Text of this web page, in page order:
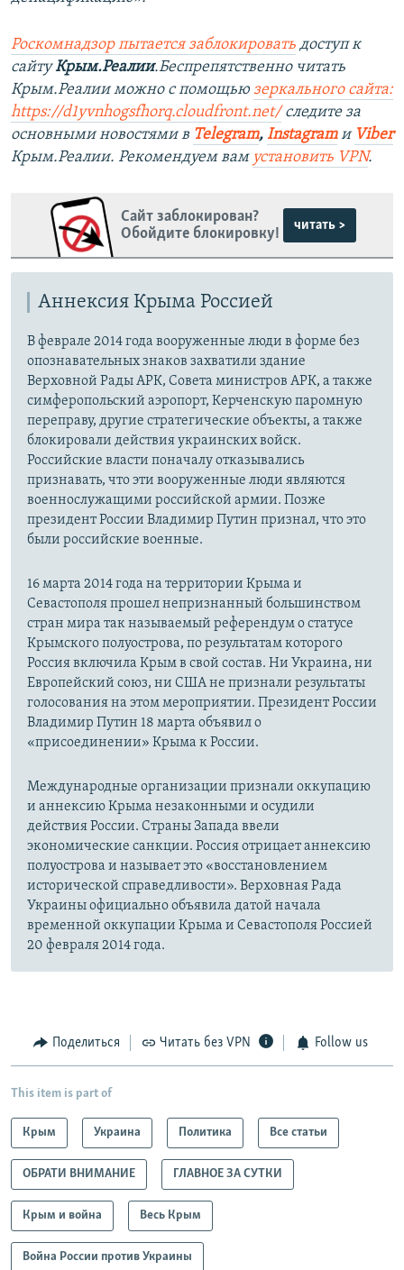
Роскомнадзор пытается заблокировать доступ к
сайтуКрым.Реалии.Беспрепятственно читать
Крым.Реалии можно с помощью зеркального сайта:
https://d1yvnhogsfhorq.cloudfront.net/следите за
основными новостями в Telegram, Instagramи Viber
Крым.Реалии. Рекомендуем вам установить VPN.
Сайт заблокирован?
Обойдите блокировку!
читать >
Аннексия Крыма Россией
В феврале 2014 года вооруженные люди в форме без
опознавательных знаков захватили здание
Верховной Рады АРК, Совета министров АРК, а также
симферопольский аэропорт, Керченскую паромную
переправу, другие стратегические объекты, а также
блокировали действия украинских войск.
Российские власти поначалу отказывались
признавать, что эти вооруженные люди являются
военнослужащими российской армии. Позже
президент России Владимир Путин признал, что это
были российские военные.
16 марта 2014 года на территории Крыма и
Севастополя прошел непризнанный большинством
стран мира так называемый референдум о статусе
Крымского полуострова, по результатам которого
Россия включила Крым в свой состав. Ни Украина, ни
Европейский союз, ни США не признали результаты
голосования на этом мероприятии. Президент России
Владимир Путин 18 марта объявил о
«присоединении» Крыма к России.
Международные организации признали оккупацию
и аннексию Крыма незаконными и осудили
действия России. Страны Запада ввели
экономические санкции. Россия отрицает аннексию
полуострова и называет это «восстановлением
исторической справедливости». Верховная Рада
Украины официально объявила датой начала
временной оккупации Крыма и Севастополя Россией
20 февраля 2014 года.
Поделиться Читать без VPN Follow us
This item is part of
Крым Украина Политика Все статьи
ОБРАТИ ВНИМАНИЕ ГЛАВНОЕ ЗА СУТКИ
Крым и война Весь Крым
Война России против Украины